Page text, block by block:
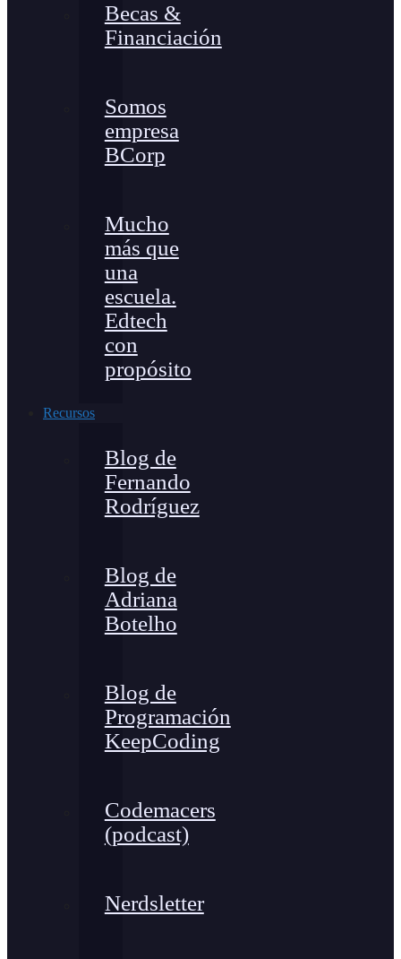
Becas &
Financiación
Somos
empresa
BCorp
Mucho
más que
una
escuela.
Edtech
con
propósito
Recursos
Blog de
Fernando
Rodríguez
Blog de
Adriana
Botelho
Blog de
Programación
KeepCoding
Codemacers
(podcast)
Nerdsletter